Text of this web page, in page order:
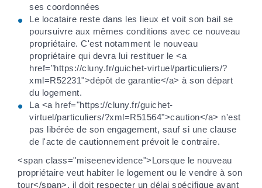
ses coordonnées
Le locataire reste dans les lieux et voit son bail se
poursuivre aux mêmes conditions avec ce nouveau
propriétaire. C'est notamment le nouveau
propriétaire qui devra lui restituer le <a
href="https://cluny.fr/guichet-virtuel/particuliers/?
xml=R52231">dépôt de garantie</a> à son départ
du logement.
La <a href="https://cluny.fr/guichet-
virtuel/particuliers/?xml=R51564">caution</a> n'est
pas libérée de son engagement, sauf si une clause
de l'acte de cautionnement prévoit le contraire.
<span class="miseenevidence">Lorsque le nouveau
propriétaire veut habiter le logement ou le vendre à son
tour</span>, il doit respecter un délai spécifique avant